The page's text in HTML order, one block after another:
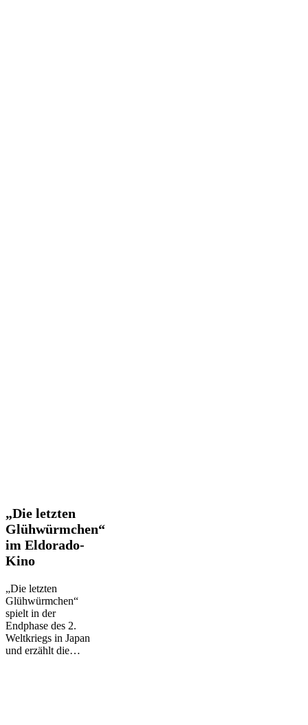
„Die
letzten
Glühwürmchen“
im
Eldorado-
„Die letzten
Glühwürmchen“
im Eldorado-
Kino
„Die letzten
Glühwürmchen“
spielt in der
Endphase des 2.
Weltkriegs in Japan
und erzählt die…